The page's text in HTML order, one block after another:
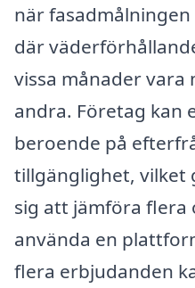
när
där
vissa månader
andra. Företag kan
beroende på
tillgänglighet, vilket
sig att jämföra
använda en
flera erbjudanden